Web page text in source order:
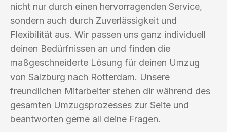
nicht nur durch einen hervorragenden Service,
sondern auch durch Zuverlässigkeit und
Flexibilität aus. Wir passen uns ganz individuell
deinen Bedürfnissen an und finden die
maßgeschneiderte Lösung für deinen Umzug
von Salzburg nach Rotterdam. Unsere
freundlichen Mitarbeiter stehen dir während des
gesamten Umzugsprozesses zur Seite und
beantworten gerne all deine Fragen.